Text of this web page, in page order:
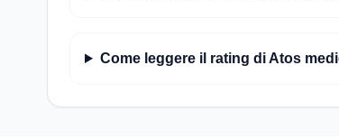
Come leggere il rating di Atos